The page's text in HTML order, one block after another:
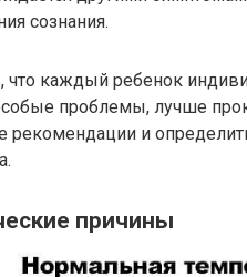
сознания.
каждый ребенок
проблемы, лучше
рекомендации и
причины